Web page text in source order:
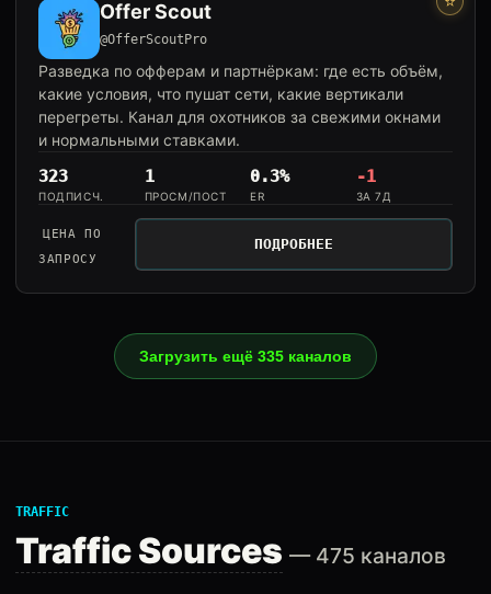
Offer Scout
@OfferScoutPro
Разведка по офферам и партнёркам: где есть объём,
какие условия, что пушат сети, какие вертикали
перегреты. Канал для охотников за свежими окнами
и нормальными ставками.
323
ПОДПИСЧ.
1
ПРОСМ/ПОСТ
0.3%
ER
-1
ЗА 7Д
ЦЕНА ПО
ЗАПРОСУ
ПОДРОБНЕЕ
Загрузить ещё 335 каналов
TRAFFIC
Traffic Sources — 475 каналов